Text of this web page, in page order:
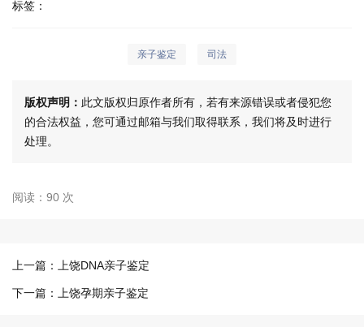
标签：
亲子鉴定 司法
版权声明： 此文版权归原作者所有，若有来源错误或者侵犯您
的合法权益，您可通过邮箱与我们取得联系，我们将及时进行
处理。
阅读：90 次
上一篇： 上饶DNA亲子鉴定
下一篇： 上饶孕期亲子鉴定